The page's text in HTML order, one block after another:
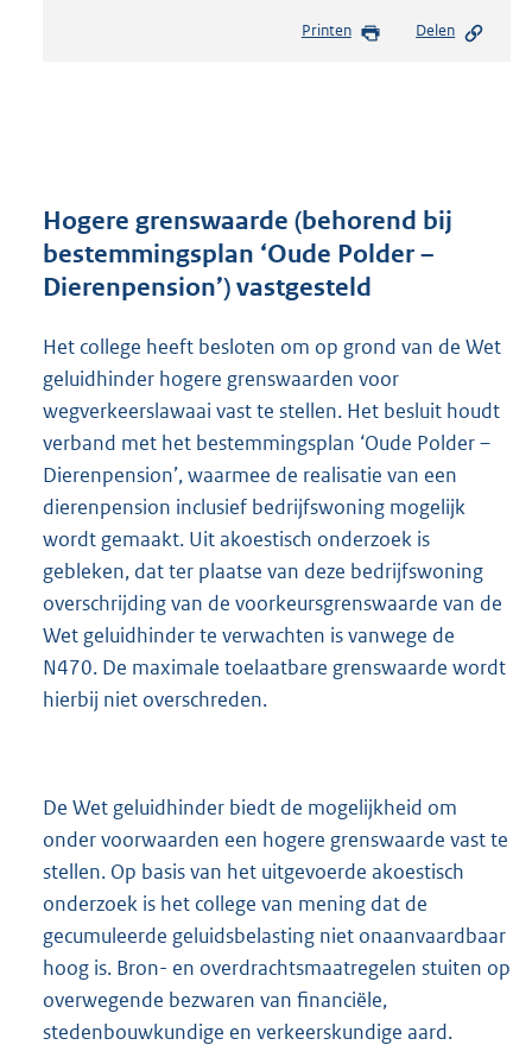
s
r
o
t
2
0
5
b
Printen Delen
Hogere grenswaarde (behorend bij
bestemmingsplan ‘Oude Polder –
Dierenpension’) vastgesteld
Het college heeft besloten om op grond van de Wet
geluidhinder hogere grenswaarden voor
wegverkeerslawaai vast te stellen. Het besluit houdt
verband met het bestemmingsplan ‘Oude Polder –
Dierenpension’, waarmee de realisatie van een
dierenpension inclusief bedrijfswoning mogelijk
wordt gemaakt. Uit akoestisch onderzoek is
gebleken, dat ter plaatse van deze bedrijfswoning
overschrijding van de voorkeursgrenswaarde van de
Wet geluidhinder te verwachten is vanwege de
N470. De maximale toelaatbare grenswaarde wordt
hierbij niet overschreden.
De Wet geluidhinder biedt de mogelijkheid om
onder voorwaarden een hogere grenswaarde vast te
stellen. Op basis van het uitgevoerde akoestisch
onderzoek is het college van mening dat de
gecumuleerde geluidsbelasting niet onaanvaardbaar
hoog is. Bron- en overdrachtsmaatregelen stuiten op
overwegende bezwaren van financiële,
stedenbouwkundige en verkeerskundige aard.